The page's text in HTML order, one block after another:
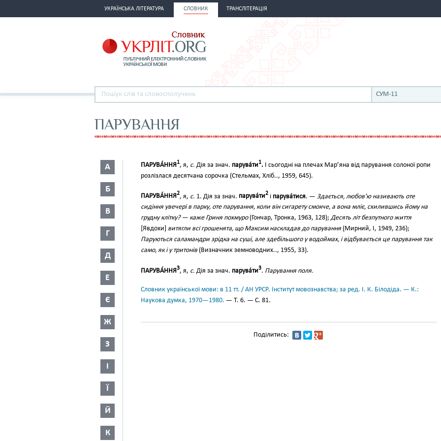
УКРАЇНСЬКА ЛІТЕРАТУРА СЛОВНИК ТРАНСЛІТЕРАЦІЯ
СУМ-11
ПАРУВАННЯ
А
Б
В
Г
Д
Е
Є
Ж
З
І
Ї
Й
К
ПАРУВА́ННЯ1, я, с. Дія за знач. парува́ти1. І сьогодні на плечах Мар’яна від парування солоної ропи
розлізлася десятчана сорочка (Стельмах, Хліб.., 1959, 645).
ПАРУВА́ННЯ2, я, с. 1. Дія за знач. парува́ти2 і парува́тися. — Здається, любов’ю називають оте
сидіння увечері в парку, оте парування, коли він сигарету смокче, а вона мліє, схилившись йому на
грудну клітку? — каже Гриня похмуро(Гончар, Тронка, 1963, 128);Десять літ безпутного життя
[Явдохи] витягли всі грошенята, що Максим наскладав до парування (Мирний, І, 1949, 236);
Паруються саламандри зрідка на суші, але здебільшого у водоймах, і відбувається це парування так
само, як і у тритонів (Визначник земноводних.., 1955, 33).
ПАРУВА́ННЯ3, я, с. Дія за знач. парува́ти3. Парування поля.
Словник української мови: в 11 тт. / АН УРСР. Інститут мовознавства; за ред. І. К. Білодіда. — К.:
Наукова думка, 1970—1980. — Т. 6. — С. 81.
Поділитись: